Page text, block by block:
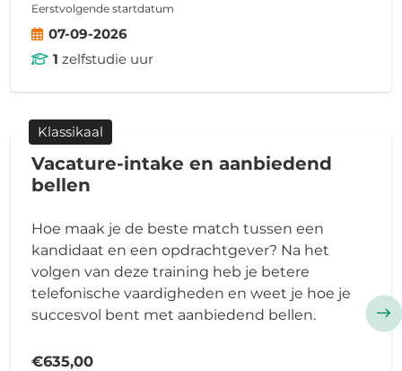
Eerstvolgende startdatum
07-09-2026
1 zelfstudie uur
Klassikaal
Vacature-intake en aanbiedend
bellen
Hoe maak je de beste match tussen een
kandidaat en een opdrachtgever? Na het
volgen van deze training heb je betere
telefonische vaardigheden en weet je hoe je
succesvol bent met aanbiedend bellen.
€635,00